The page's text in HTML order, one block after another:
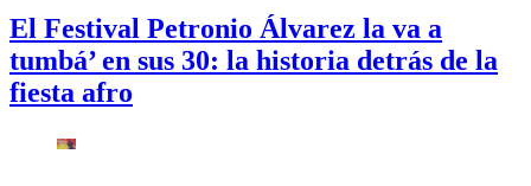
El Festival Petronio Álvarez la va a
tumbá’ en sus 30: la historia detrás de la
fiesta afro